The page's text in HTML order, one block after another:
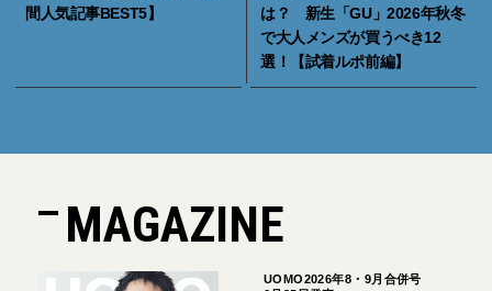
間人気記事BEST5】
は？ 新生「GU」2026年秋冬
で大人メンズが買うべき12
選！【試着ルポ前編】
MAGAZINE
UOMO2026年8・9月合併号